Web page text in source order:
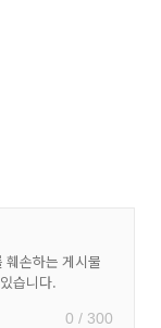
0 / 300